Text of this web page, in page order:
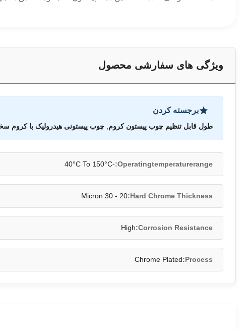
ویژگی های سفارشی محصول
برجسته کردن
طول قابل تنظیم چوب پیستون کروم چوب پیستونی هیدرولیک با کروم
Operatingtemperaturerange:
-40°C To 150°C
Hard Chrome Thickness:
20 - 30 Micron
Corrosion Resistance:
High
Process:
Chrome Plated